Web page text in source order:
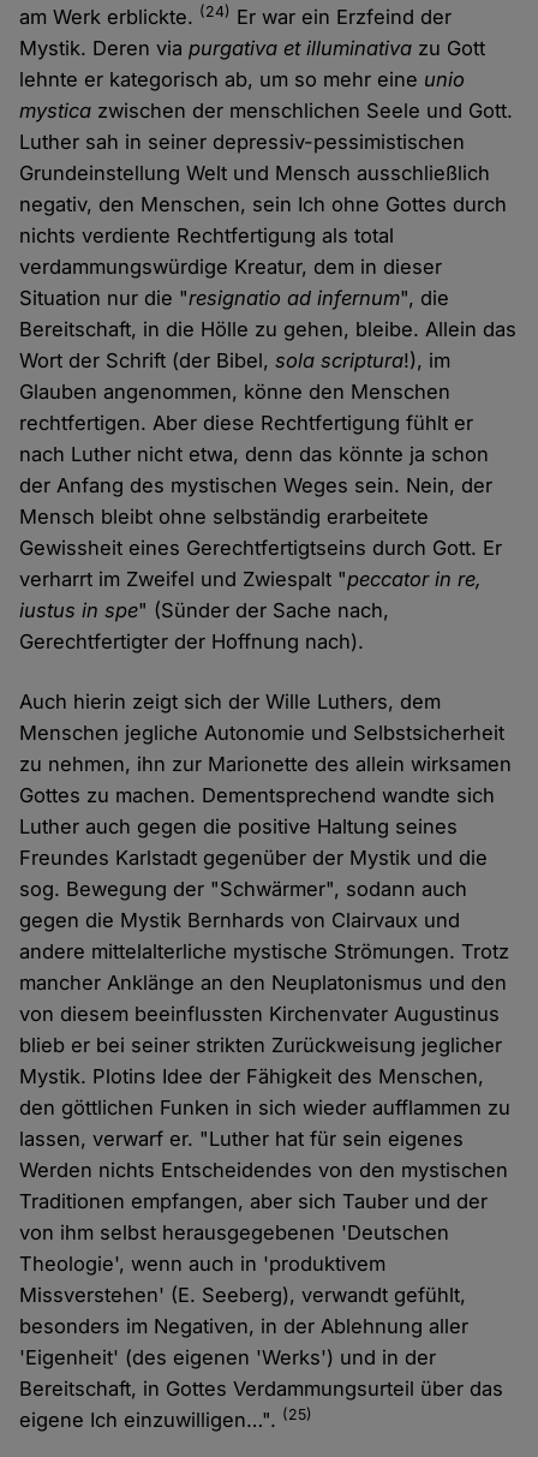
am Werk erblickte. (24) Er war ein Erzfeind der
Mystik. Deren viapurgativa et illuminativa zu Gott
lehnte er kategorisch ab, um so mehr eine unio
mystica zwischen der menschlichen Seele und Gott.
Luther sah in seiner depressiv-pessimistischen
Grundeinstellung Welt und Mensch ausschließlich
negativ, den Menschen, sein Ich ohne Gottes durch
nichts verdiente Rechtfertigung als total
verdammungswürdige Kreatur, dem in dieser
Situation nur die "resignatio ad infernum", die
Bereitschaft, in die Hölle zu gehen, bleibe. Allein das
Wort der Schrift (der Bibel,sola scriptura!), im
Glauben angenommen, könne den Menschen
rechtfertigen. Aber diese Rechtfertigung fühlt er
nach Luther nicht etwa, denn das könnte ja schon
der Anfang des mystischen Weges sein. Nein, der
Mensch bleibt ohne selbständig erarbeitete
Gewissheit eines Gerechtfertigtseins durch Gott. Er
verharrt im Zweifel und Zwiespalt "peccator in re,
iustus in spe" (Sünder der Sache nach,
Gerechtfertigter der Hoffnung nach).
Auch hierin zeigt sich der Wille Luthers, dem
Menschen jegliche Autonomie und Selbstsicherheit
zu nehmen, ihn zur Marionette des allein wirksamen
Gottes zu machen. Dementsprechend wandte sich
Luther auch gegen die positive Haltung seines
Freundes Karlstadt gegenüber der Mystik und die
sog. Bewegung der "Schwärmer", sodann auch
gegen die Mystik Bernhards von Clairvaux und
andere mittelalterliche mystische Strömungen. Trotz
mancher Anklänge an den Neuplatonismus und den
von diesem beeinflussten Kirchenvater Augustinus
blieb er bei seiner strikten Zurückweisung jeglicher
Mystik. Plotins Idee der Fähigkeit des Menschen,
den göttlichen Funken in sich wieder aufflammen zu
lassen, verwarf er. "Luther hat für sein eigenes
Werden nichts Entscheidendes von den mystischen
Traditionen empfangen, aber sich Tauber und der
von ihm selbst herausgegebenen 'Deutschen
Theologie', wenn auch in 'produktivem
Missverstehen' (E. Seeberg), verwandt gefühlt,
besonders im Negativen, in der Ablehnung aller
'Eigenheit' (des eigenen 'Werks') und in der
Bereitschaft, in Gottes Verdammungsurteil über das
eigene Ich einzuwilligen…". (25)